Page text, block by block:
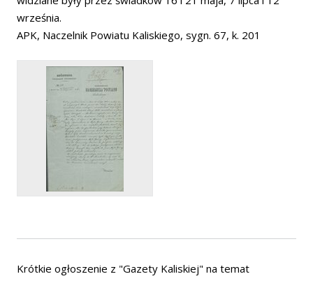
września.
APK, Naczelnik Powiatu Kaliskiego, sygn. 67, k. 201
Krótkie ogłoszenie z "Gazety Kaliskiej" na temat